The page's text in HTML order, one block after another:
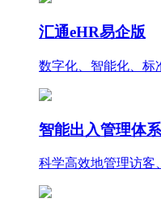
汇通eHR易企版
数字化、智能化、标
智能出入管理体系
科学高效地管理访客